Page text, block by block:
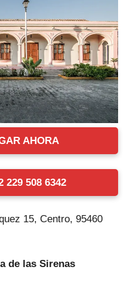
AHORA
229 508 6342
15, Centro, 95460
de las Sirenas